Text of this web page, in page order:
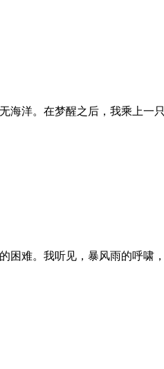
海洋。在梦醒之后，我乘上一
困难。我听见，暴风雨的呼啸